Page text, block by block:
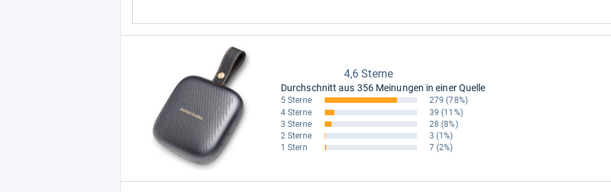
4,6 Sterne
Durchschnitt aus 356 Meinungen in einer Quelle
5 Sterne 279 (78%)
4 Sterne
39 (11%)
3 Sterne
28 (8%)
2 Sterne
3 (1%)
1 Stern
7 (2%)